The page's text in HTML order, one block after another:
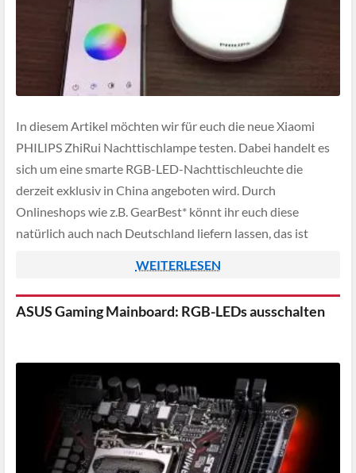
In diesem Artikel möchten wir für euch die neue Xiaomi
PHILIPS ZhiRui Nachttischlampe testen. Dabei handelt es
sich um eine smarte RGB-LED-Nachttischleuchte die
derzeit exklusiv in China angeboten wird. Durch
Onlineshops wie z.B. GearBest* könnt ihr euch diese
natürlich auch nach Deutschland liefern lassen, das ist
WEITERLESEN
ASUS Gaming Mainboard: RGB-LEDs ausschalten